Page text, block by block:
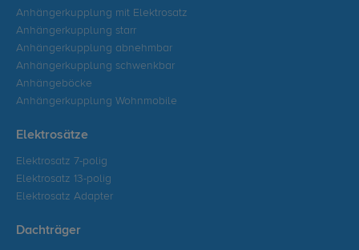
Anhängerkupplung mit Elektrosatz
Anhängerkupplung starr
Anhängerkupplung abnehmbar
Anhängerkupplung schwenkbar
Anhängeböcke
Anhängerkupplung Wohnmobile
Elektrosätze
Elektrosatz 7-polig
Elektrosatz 13-polig
Elektrosatz Adapter
Dachträger